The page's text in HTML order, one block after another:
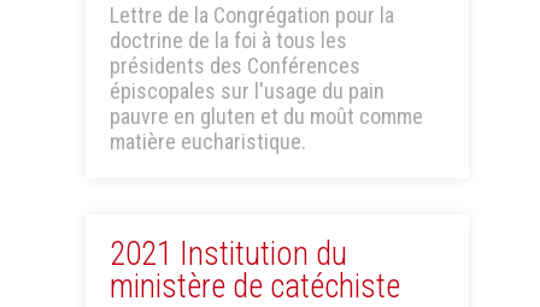
Lettre de la Congrégation pour la
doctrine de la foi à tous les
présidents des Conférences
épiscopales sur l'usage du pain
pauvre en gluten et du moût comme
matière eucharistique.
2021 Institution du
ministère de catéchiste